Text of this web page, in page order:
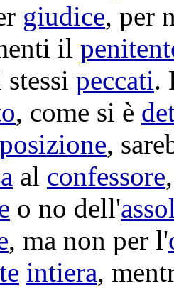
giudice, per
il
peccati.
, come si è
,
al confessore
o no dell'
, ma non per l'
intiera,